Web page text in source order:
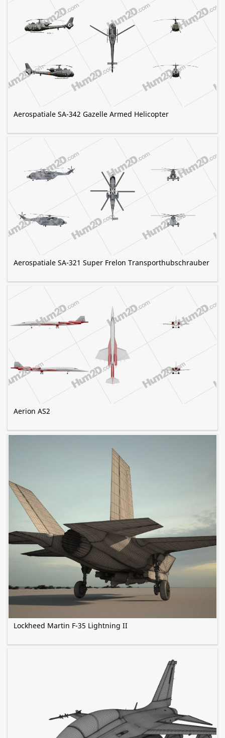
Aerospatiale SA-342 Gazelle Armed Helicopter
Aerospatiale SA-321 Super Frelon Transporthubschrauber
Aerion AS2
Lockheed Martin F-35 Lightning II